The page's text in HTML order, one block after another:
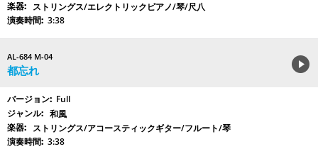
ストリングス/エレクトリックピアノ/琴/尺八
3:38
AL-684 M-04
都忘れ
Full
和風
ストリングス/アコースティックギター/フルート/琴
3:38